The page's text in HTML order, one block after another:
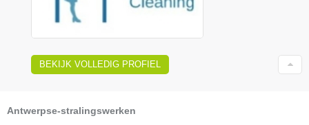
BEKIJK VOLLEDIG PROFIEL
Antwerpse-stralingswerken